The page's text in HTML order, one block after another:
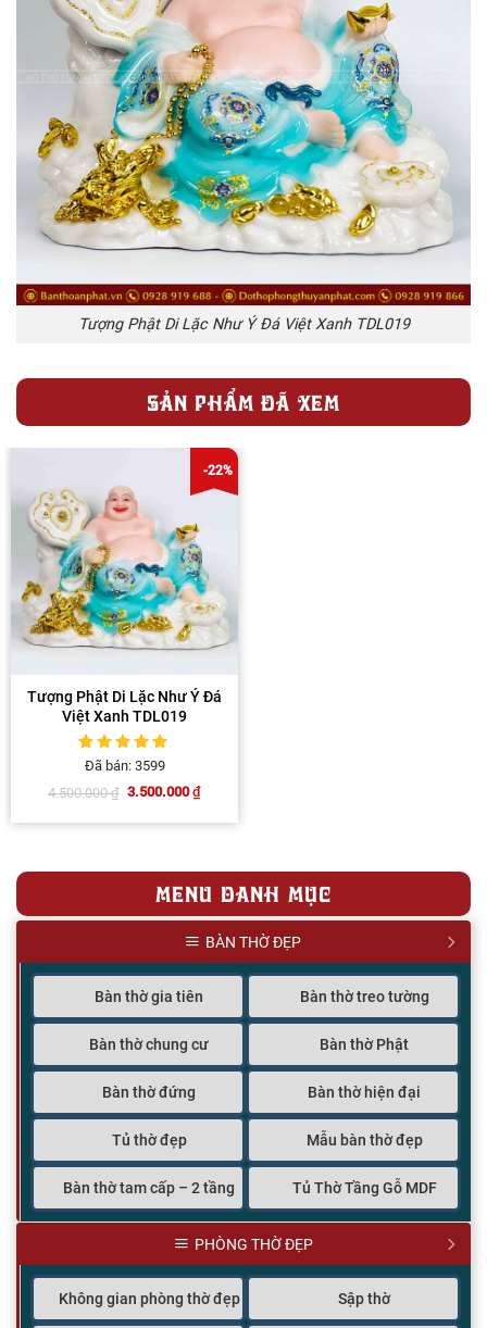
Tượng Phật Di Lặc Như Ý Đá Việt Xanh TDL019
SẢN PHẨM ĐÃ XEM
-22%
Tượng Phật Di Lặc Như Ý Đá
Việt Xanh TDL019
Đã bán: 3599
5trên 5 dựa
1
4.500.000₫ Giá
là:
3.500.000₫
Giá
tại
MENU DANH MỤC
BÀN THỜ ĐẸP
Bàn thờ gia tiên Bàn thờ treo tường
Bàn thờ chung cư Bàn thờ Phật
Bàn thờ đứng Bàn thờ hiện đại
Tủ thờ đẹp Mẫu bàn thờ đẹp
Bàn thờ tam cấp – 2 tầng Tủ Thờ Tầng Gỗ MDF
PHÒNG THỜ ĐẸP
Không gian phòng thờ đẹp Sập thờ